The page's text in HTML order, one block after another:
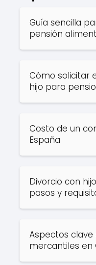
Guía sencilla
pensión
Cómo solicitar
hijo para
Costo de un
España
Divorcio con
pasos y
Aspectos
mercantiles en